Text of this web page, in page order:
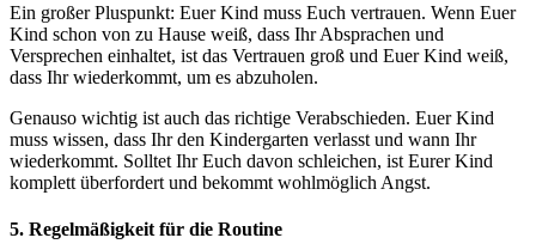
Ein großer Pluspunkt: Euer Kind muss Euch vertrauen. Wenn Euer
Kind schon von zu Hause weiß, dass Ihr Absprachen und
Versprechen einhaltet, ist das Vertrauen groß und Euer Kind weiß,
dass Ihr wiederkommt, um es abzuholen.
Genauso wichtig ist auch das richtige Verabschieden. Euer Kind
muss wissen, dass Ihr den Kindergarten verlasst und wann Ihr
wiederkommt. Solltet Ihr Euch davon schleichen, ist Eurer Kind
komplett überfordert und bekommt wohlmöglich Angst.
5. Regelmäßigkeit für die Routine